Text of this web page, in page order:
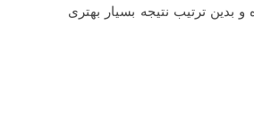
بدین ترتیب نتیجه بسیار بهتری